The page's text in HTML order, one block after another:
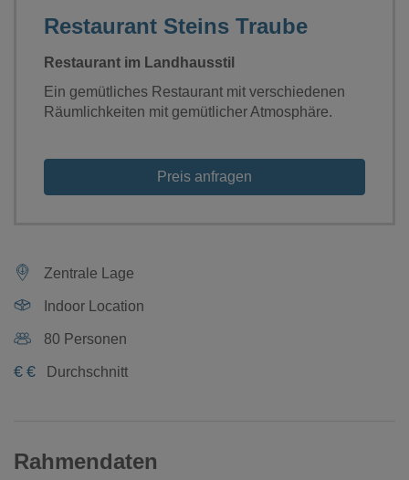
Restaurant Steins Traube
Restaurant im Landhausstil
Ein gemütliches Restaurant mit verschiedenen
Räumlichkeiten mit gemütlicher Atmosphäre.
Preis anfragen
Zentrale Lage
Indoor Location
80 Personen
€ € Durchschnitt
Rahmendaten